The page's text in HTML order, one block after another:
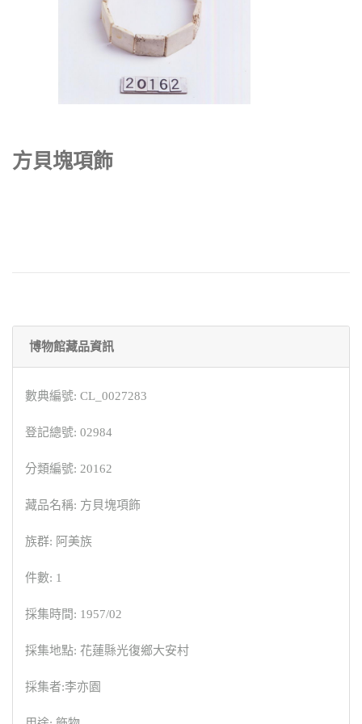
方貝塊項飾
博物館藏品資訊
數典編號: CL_0027283
登記總號: 02984
分類編號: 20162
藏品名稱: 方貝塊項飾
族群: 阿美族
件數: 1
採集時間: 1957/02
採集地點: 花蓮縣光復鄉大安村
採集者:李亦園